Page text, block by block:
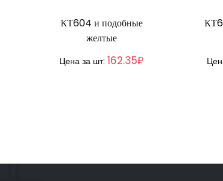
КТ604 и подобные
желтые
Цена за шт:162.35₽